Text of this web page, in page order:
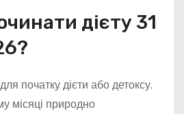
дієту 31
початку дієти або детоксу.
місяці природно